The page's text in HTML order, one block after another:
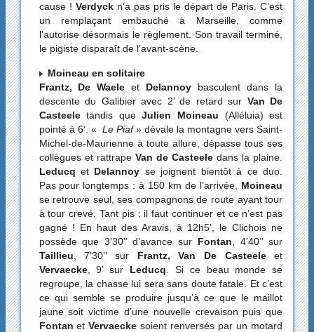
cause ! Verdyckn’a pas pris le départ de Paris. C’est
un remplaçant embauché à Marseille, comme
l’autorise désormais le règlement. Son travail terminé,
le pigiste disparaît de l’avant-scène.
Moineau en solitaire
Frantz, De Waele et Delannoy basculent dans la
descente du Galibier avec 2’ de retard sur Van De
Casteeletandis queJulien Moineau (Alléluia) est
pointé à 6’. « Le Piaf» dévale la montagne vers Saint-
Michel-de-Maurienne à toute allure, dépasse tous ses
collègues et rattrapeVan de Casteeledans la plaine.
Leducq et Delannoy se joignent bientôt à ce duo.
Pas pour longtemps : à 150 km de l’arrivée, Moineau
se retrouve seul, ses compagnons de route ayant tour
à tour crevé. Tant pis : il faut continuer et ce n’est pas
gagné ! En haut des Aravis, à 12h5’, le Clichois ne
possède que 3’30’’ d’avance sur Fontan , 4’40’’ sur
Taillieu , 7’30’’ surFrantz, Van De Casteeleet
Vervaecke, 9’ sur Leducq . Si ce beau monde se
regroupe, la chasse lui sera sans doute fatale. Et c’est
ce qui semble se produire jusqu’à ce que le maillot
jaune soit victime d’une nouvelle crevaison puis que
Fontan etVervaecke soient renversés par un motard